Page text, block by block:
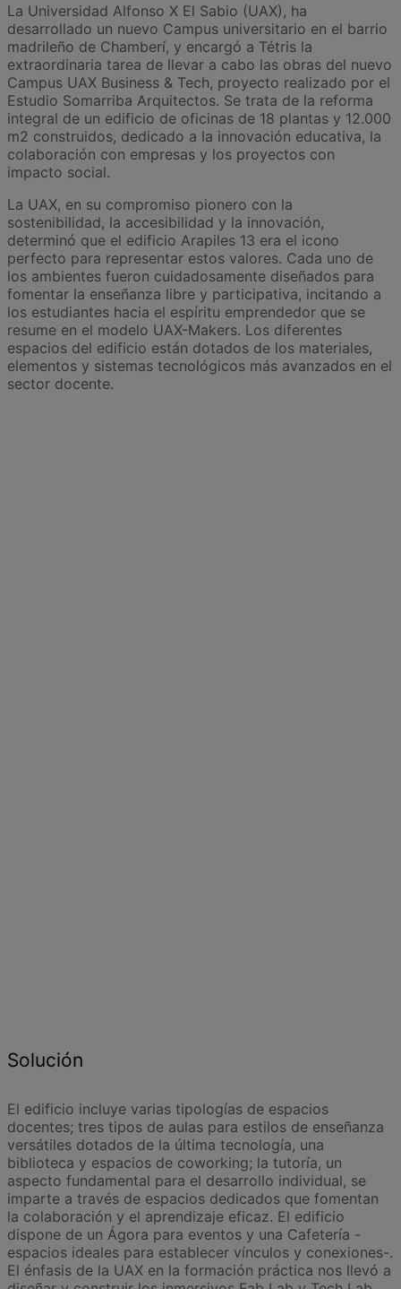
La Universidad Alfonso X El Sabio (UAX), ha
desarrollado un nuevo Campus universitario en el barrio
madrileño de Chamberí, y encargó a Tétris la
extraordinaria tarea de llevar a cabo las obras del nuevo
Campus UAX Business & Tech, proyecto realizado por el
Estudio Somarriba Arquitectos. Se trata de la reforma
integral de un edificio de oficinas de 18 plantas y 12.000
m2 construidos, dedicado a la innovación educativa, la
colaboración con empresas y los proyectos con
impacto social.
La UAX, en su compromiso pionero con la
sostenibilidad, la accesibilidad y la innovación,
determinó que el edificio Arapiles 13 era el icono
perfecto para representar estos valores. Cada uno de
los ambientes fueron cuidadosamente diseñados para
fomentar la enseñanza libre y participativa, incitando a
los estudiantes hacia el espíritu emprendedor que se
resume en el modelo UAX-Makers. Los diferentes
espacios del edificio están dotados de los materiales,
elementos y sistemas tecnológicos más avanzados en el
sector docente.
Solución
El edificio incluye varias tipologías de espacios
docentes; tres tipos de aulas para estilos de enseñanza
versátiles dotados de la última tecnología, una
biblioteca y espacios de coworking; la tutoría, un
aspecto fundamental para el desarrollo individual, se
imparte a través de espacios dedicados que fomentan
la colaboración y el aprendizaje eficaz. El edificio
dispone de un Ágora para eventos y una Cafetería -
espacios ideales para establecer vínculos y conexiones-.
El énfasis de la UAX en la formación práctica nos llevó a